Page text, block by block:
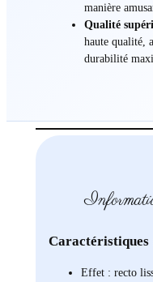
manière
Qualité
haute qualité,
durabilité
Caractéristiques
Effet : recto